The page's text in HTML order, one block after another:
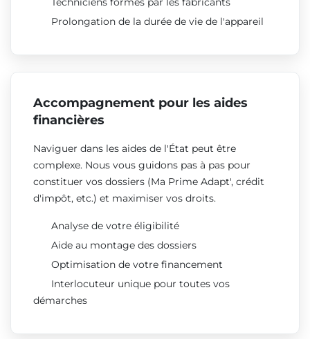
Prolongation de la durée de vie de l'appareil
Accompagnement pour les aides
financières
Naviguer dans les aides de l'État peut être
complexe. Nous vous guidons pas à pas pour
constituer vos dossiers (Ma Prime Adapt', crédit
d'impôt, etc.) et maximiser vos droits.
Analyse de votre éligibilité
Aide au montage des dossiers
Optimisation de votre financement
Interlocuteur unique pour toutes vos
démarches